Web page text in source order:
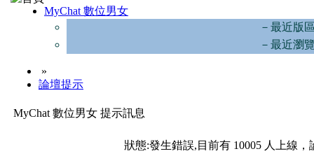
MyChat 數位男女
－最近版
－最近瀏
»
論壇提示
MyChat 數位男女 提示訊息
狀態:發生錯誤,目前有 10005 人上線